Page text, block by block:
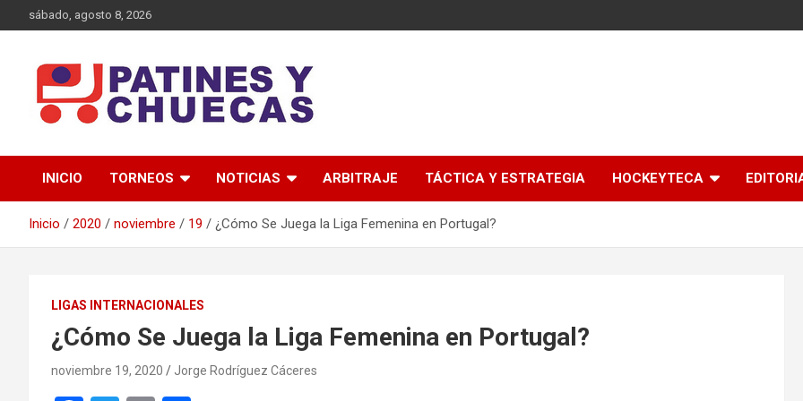
al
sábado, agosto 8, 2026
Patines y Chuecas
INICIO TORNEOS NOTICIAS ARBITRAJE TÁCTICA Y ESTRATEGIA HOCKEYTECA
Inicio 2020 noviembre 19 ¿Cómo Se Juega la Liga Femenina en Portugal?
LIGAS INTERNACIONALES
¿Cómo Se Juega la Liga Femenina en Portugal?
noviembre 19, 2020 Jorge Rodríguez Cáceres